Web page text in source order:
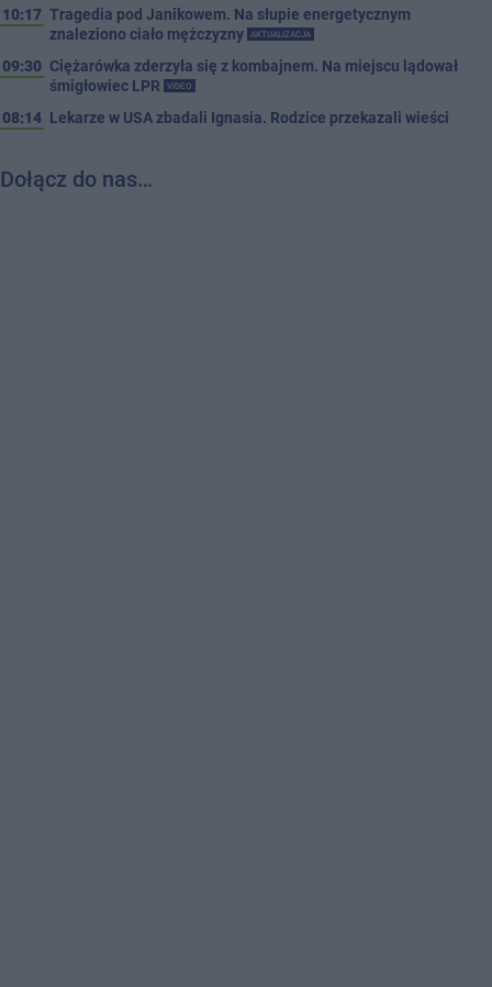
10:17 Tragedia pod Janikowem. Na słupie energetycznym
znaleziono ciało mężczyzny
AKTUALIZACJA
09:30 Ciężarówka zderzyła się z kombajnem. Na miejscu lądował
śmigłowiec LPR
VIDEO
08:14 Lekarze w USA zbadali Ignasia. Rodzice przekazali wieści
Dołącz do nas…